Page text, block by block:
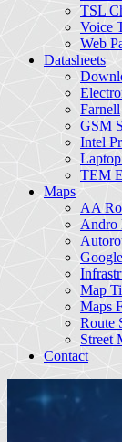
TSL
Voice
Web
Datasheets
Farnell
GSM
Intel
TEM
Maps
AA
Andro
Map
Maps
Route
Street
Contact